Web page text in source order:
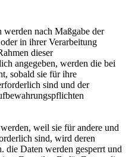
nach Maßgabe der
in ihrer Verarbeitung
dieser
angegeben, werden die bei
sobald sie für ihre
sind und der
weil sie für andere und
sind, wird deren
die Daten werden gesperrt und